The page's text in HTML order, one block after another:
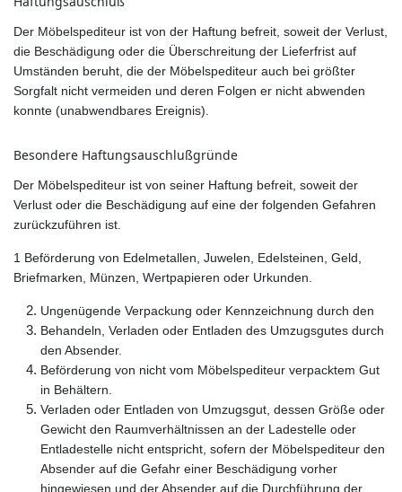
Der Möbelspediteur ist von der Haftung befreit, soweit der Verlust,
die Beschädigung oder die Überschreitung der Lieferfrist auf
Umständen beruht, die der Möbelspediteur auch bei größter
Sorgfalt nicht vermeiden und deren Folgen er nicht abwenden
konnte (unabwendbares Ereignis).
Besondere Haftungsauschlußgründe
Der Möbelspediteur ist von seiner Haftung befreit, soweit der
Verlust oder die Beschädigung auf eine der folgenden Gefahren
zurückzuführen ist.
1 Beförderung von Edelmetallen, Juwelen, Edelsteinen, Geld,
Briefmarken, Münzen, Wertpapieren oder Urkunden.
Ungenügende Verpackung oder Kennzeichnung durch den
Behandeln, Verladen oder Entladen des Umzugsgutes durch
den Absender.
Beförderung von nicht vom Möbelspediteur verpacktem Gut
in Behältern.
Verladen oder Entladen von Umzugsgut, dessen Größe oder
Gewicht den Raumverhältnissen an der Ladestelle oder
Entladestelle nicht entspricht, sofern der Möbelspediteur den
Absender auf die Gefahr einer Beschädigung vorher
hingewiesen und der Absender auf die Durchführung der